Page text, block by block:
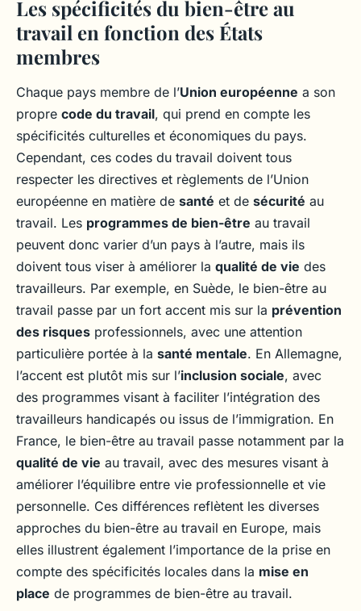
Les spécificités du bien-être au
travail en fonction des États
membres
Chaque pays membre de l’Union européenne a son
propre code du travail, qui prend en compte les
spécificités culturelles et économiques du pays.
Cependant, ces codes du travail doivent tous
respecter les directives et règlements de l’Union
européenne en matière de santé et de sécurité au
travail. Les programmes de bien-être au travail
peuvent donc varier d’un pays à l’autre, mais ils
doivent tous viser à améliorer la qualité de vie des
travailleurs. Par exemple, en Suède, le bien-être au
travail passe par un fort accent mis sur la prévention
des risques professionnels, avec une attention
particulière portée à la santé mentale. En Allemagne,
l’accent est plutôt mis sur l’inclusion sociale, avec
des programmes visant à faciliter l’intégration des
travailleurs handicapés ou issus de l’immigration. En
France, le bien-être au travail passe notamment par la
qualité de vie au travail, avec des mesures visant à
améliorer l’équilibre entre vie professionnelle et vie
personnelle. Ces différences reflètent les diverses
approches du bien-être au travail en Europe, mais
elles illustrent également l’importance de la prise en
compte des spécificités locales dans la mise en
place de programmes de bien-être au travail.